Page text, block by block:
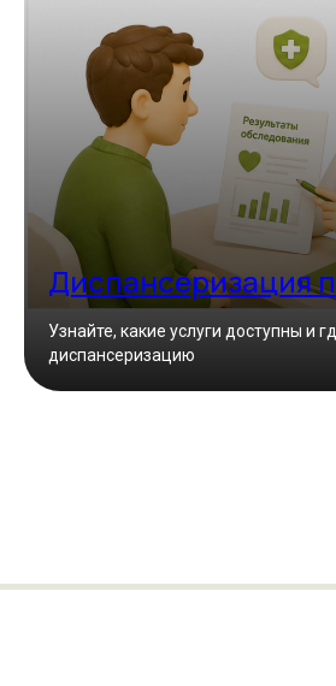
Диспансеризация
Узнайте, какие услуги доступны и
диспансеризацию